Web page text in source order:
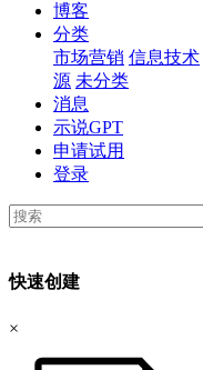
博客
分类
市场营销 信息技术
源 未分类
消息
示说GPT
申请试用
登录
快速创建
×